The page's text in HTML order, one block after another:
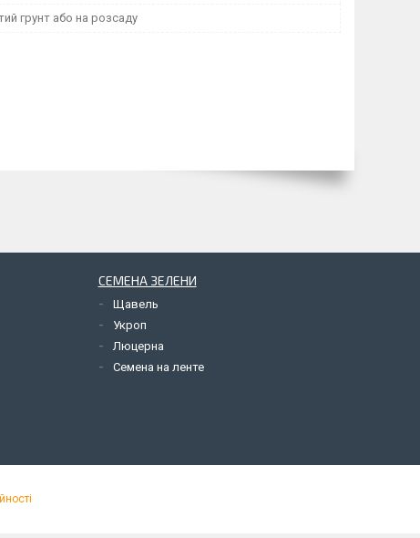
грунт або на розсаду
СЕМЕНА ЗЕЛЕНИ
Щавель
Укроп
Люцерна
Семена на ленте